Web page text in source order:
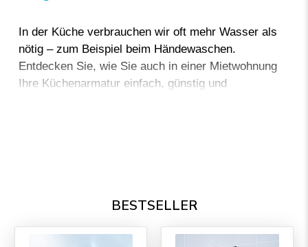
In der Küche verbrauchen wir oft mehr Wasser als
nötig – zum Beispiel beim Händewaschen.
Entdecken Sie, wie Sie auch in einer Mietwohnung
Ihre Küchenarmatur einfach, günstig und
BESTSELLER